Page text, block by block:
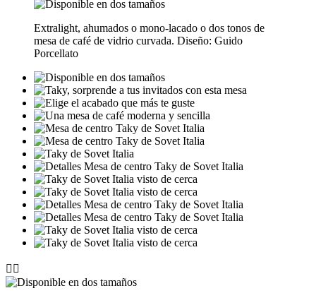
Extralight, ahumados o mono-lacado o dos tonos de
mesa de café de vidrio curvada. Diseño: Guido
Porcellato
 